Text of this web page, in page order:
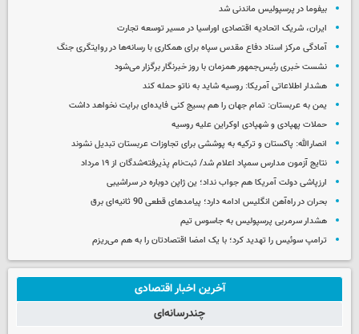
بیفوما در پرسپولیس ماندنی شد
ایران، شریک اتحادیه اقتصادی اوراسیا در مسیر توسعه تجارت
آمادگی مرکز اسناد دفاع مقدس سپاه برای همکاری با رسانه‌ها در روایتگری جنگ
نشست خبری رئیس‌جمهور همزمان با روز خبرنگار برگزار می‌شود
هشدار اطلاعاتی آمریکا: روسیه شاید به ناتو حمله کند
یمن به عربستان: تمام جهان را هم بسیج کنی فایده‌ای برایت نخواهد داشت
حملات پهپادی و شهپادی اوکراین علیه روسیه
انصارالله: پاکستان و ترکیه به پوششی برای تجاوزات عربستان تبدیل نشوند
نتایج آزمون مدارس سمپاد اعلام شد/ ثبت‌نام پذیرفته‌شدگان از ۱۹ مرداد
ارزپاشی دولت آمریکا هم جواب نداد؛ ین ژاپن دوباره در سراشیبی
بحران در راه‌آهن انگلیس ادامه دارد؛ پیامدهای قطعی 90 ثانیه‌ای برق
هشدار سرمربی پرسپولیس به جاسوس تیم
ترامپ سوئیس را تهدید کرد؛ با یک امضا اقتصادتان را به هم می‌ریزم
آخرین اخبار اقتصادی
چندرسانه‌ای